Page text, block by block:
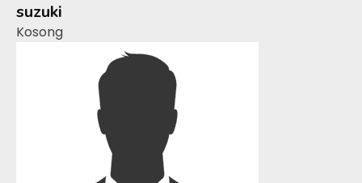
suzuki
Kosong